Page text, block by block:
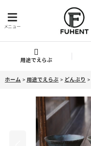
メニュー
用途でえらぶ
ホーム > 用途でえらぶ > どんぶり >